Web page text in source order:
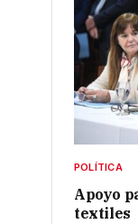
POLÍTICA
Apoyo
textiles